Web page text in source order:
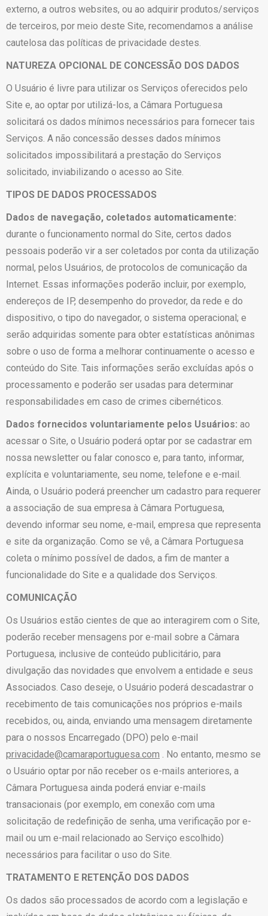
externo, a outros websites, ou ao adquirir produtos/serviços
de terceiros, por meio deste Site, recomendamos a análise
cautelosa das políticas de privacidade destes.
NATUREZA OPCIONAL DE CONCESSÃO DOS DADOS
O Usuário é livre para utilizar os Serviços oferecidos pelo
Site e, ao optar por utilizá-los, a Câmara Portuguesa
solicitará os dados mínimos necessários para fornecer tais
Serviços. A não concessão desses dados mínimos
solicitados impossibilitará a prestação do Serviços
solicitado, inviabilizando o acesso ao Site.
TIPOS DE DADOS PROCESSADOS
Dados de navegação, coletados automaticamente:
durante o funcionamento normal do Site, certos dados
pessoais poderão vir a ser coletados por conta da utilização
normal, pelos Usuários, de protocolos de comunicação da
Internet. Essas informações poderão incluir, por exemplo,
endereços de IP, desempenho do provedor, da rede e do
dispositivo, o tipo do navegador, o sistema operacional; e
serão adquiridas somente para obter estatísticas anônimas
sobre o uso de forma a melhorar continuamente o acesso e
conteúdo do Site. Tais informações serão excluídas após o
processamento e poderão ser usadas para determinar
responsabilidades em caso de crimes cibernéticos.
Dados fornecidos voluntariamente pelos Usuários: ao
acessar o Site, o Usuário poderá optar por se cadastrar em
nossa newsletter ou falar conosco e, para tanto, informar,
explícita e voluntariamente, seu nome, telefone e e-mail.
Ainda, o Usuário poderá preencher um cadastro para requerer
a associação de sua empresa à Câmara Portuguesa,
devendo informar seu nome, e-mail, empresa que representa
e site da organização. Como se vê, a Câmara Portuguesa
coleta o mínimo possível de dados, a fim de manter a
funcionalidade do Site e a qualidade dos Serviços.
COMUNICAÇÃO
Os Usuários estão cientes de que ao interagirem com o Site,
poderão receber mensagens por e-mail sobre a Câmara
Portuguesa, inclusive de conteúdo publicitário, para
divulgação das novidades que envolvem a entidade e seus
Associados. Caso deseje, o Usuário poderá descadastrar o
recebimento de tais comunicações nos próprios e-mails
recebidos, ou, ainda, enviando uma mensagem diretamente
para o nossos Encarregado (DPO) pelo e-mail
privacidade@camaraportuguesa.com . No entanto, mesmo se
o Usuário optar por não receber os e-mails anteriores, a
Câmara Portuguesa ainda poderá enviar e-mails
transacionais (por exemplo, em conexão com uma
solicitação de redefinição de senha, uma verificação por e-
mail ou um e-mail relacionado ao Serviço escolhido)
necessários para facilitar o uso do Site.
TRATAMENTO E RETENÇÃO DOS DADOS
Os dados são processados de acordo com a legislação e